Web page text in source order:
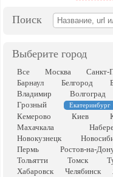
Поиск
Выберите город
Все Москва Санкт-
Барнаул
Белгород
Владимир
Волгоград
Грозный
Екатеринбург
Кемерово
Киев
Махачкала
Новокузнецк
Пермь
Ростов-на-
Тольятти
Томск
Хабаровск
Челябинск